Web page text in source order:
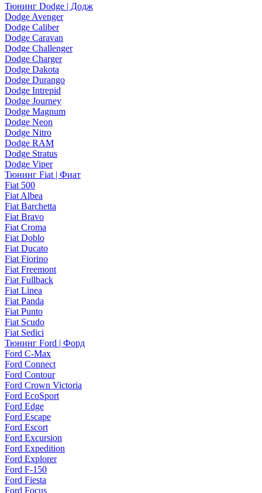
Тюнинг Dodge | Додж
Dodge Avenger
Dodge Caliber
Dodge Caravan
Dodge Challenger
Dodge Charger
Dodge Dakota
Dodge Durango
Dodge Intrepid
Dodge Journey
Dodge Magnum
Dodge Neon
Dodge Nitro
Dodge RAM
Dodge Stratus
Dodge Viper
Тюнинг Fiat | Фиат
Fiat 500
Fiat Albea
Fiat Barchetta
Fiat Bravo
Fiat Croma
Fiat Doblo
Fiat Ducato
Fiat Fiorino
Fiat Freemont
Fiat Fullback
Fiat Linea
Fiat Panda
Fiat Punto
Fiat Scudo
Fiat Sedici
Тюнинг Ford | Форд
Ford C-Max
Ford Connect
Ford Contour
Ford Crown Victoria
Ford EcoSport
Ford Edge
Ford Escape
Ford Escort
Ford Excursion
Ford Expedition
Ford Explorer
Ford F-150
Ford Fiesta
Ford Focus